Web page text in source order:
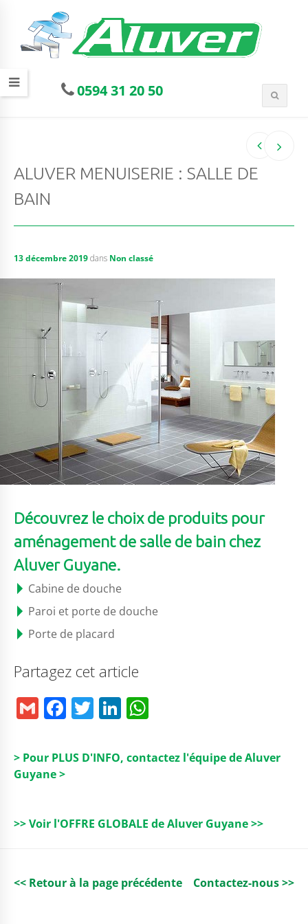
0594 31 20 50
ALUVER MENUISERIE : SALLE DE
BAIN
13 décembre 2019dans Non classé
Découvrez le choix de produits pour
aménagement de salle de bain chez
Aluver Guyane.
Cabine de douche
Paroi et porte de douche
Porte de placard
Partagez cet article
G
m
ai
l
F
a
c
o
T
w
it
r
Li
n
k
e
n
a
p
> Pour PLUS D'INFO, contactez l'équipe de Aluver
Guyane >
>> Voir l'OFFRE GLOBALE de Aluver Guyane >>
<< Retour à la page précédente Contactez-nous >>